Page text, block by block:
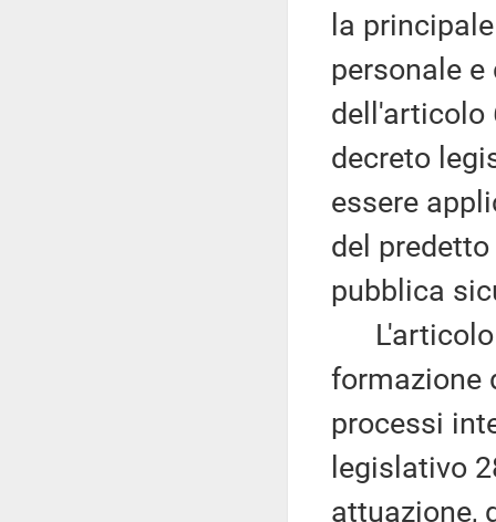
la
personale
dell'articolo
decreto
essere
del
pubblica
L'articolo
formazione
processi
legislativo
attuazione,